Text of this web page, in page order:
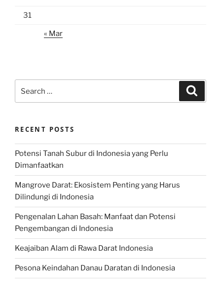
31
« Mar
for:
RECENT POSTS
Potensi Tanah Subur di Indonesia yang Perlu
Dimanfaatkan
Mangrove Darat: Ekosistem Penting yang Harus
Dilindungi di Indonesia
Pengenalan Lahan Basah: Manfaat dan Potensi
Pengembangan di Indonesia
Keajaiban Alam di Rawa Darat Indonesia
Pesona Keindahan Danau Daratan di Indonesia